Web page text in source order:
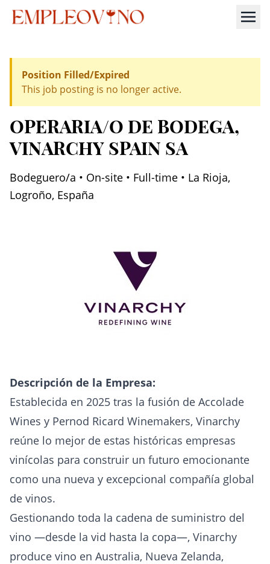
Position Filled/Expired
This job posting is no longer active.
OPERARIA/O DE BODEGA,
VINARCHY SPAIN SA
Bodeguero/a • On-site • Full-time • La Rioja,
Logroño, España
Descripción de la Empresa:
Establecida en 2025 tras la fusión de Accolade
Wines y Pernod Ricard Winemakers, Vinarchy
reúne lo mejor de estas históricas empresas
vinícolas para construir un futuro emocionante
como una nueva y excepcional compañía global
de vinos.
Gestionando toda la cadena de suministro del
vino —desde la vid hasta la copa—, Vinarchy
produce vino en Australia, Nueva Zelanda,